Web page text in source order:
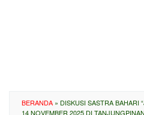
BERANDA » DISKUSI SASTRA BAHARI
14 NOVEMBER 2025 DI